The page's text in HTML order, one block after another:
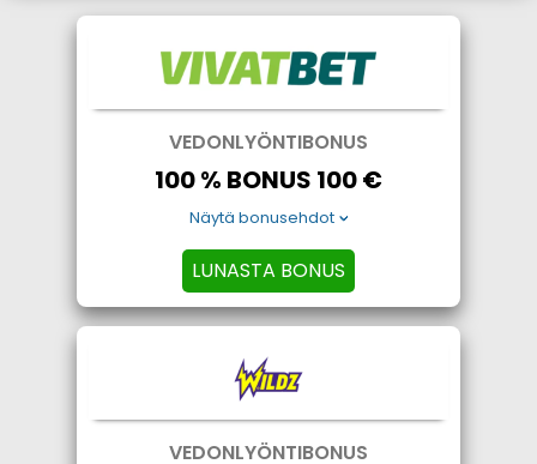
VEDONLYÖNTIBONUS
100 % BONUS 100 €
Näytä bonusehdot
LUNASTA BONUS
VEDONLYÖNTIBONUS